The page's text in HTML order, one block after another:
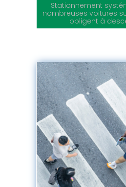
Stationnement
nombreuses voitures
obligent à